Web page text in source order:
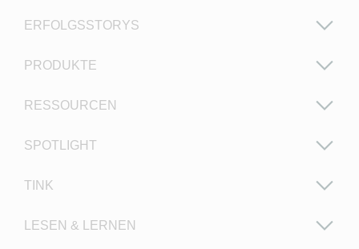
ERFOLGSSTORYS
PRODUKTE
RESSOURCEN
SPOTLIGHT
TINK
LESEN & LERNEN